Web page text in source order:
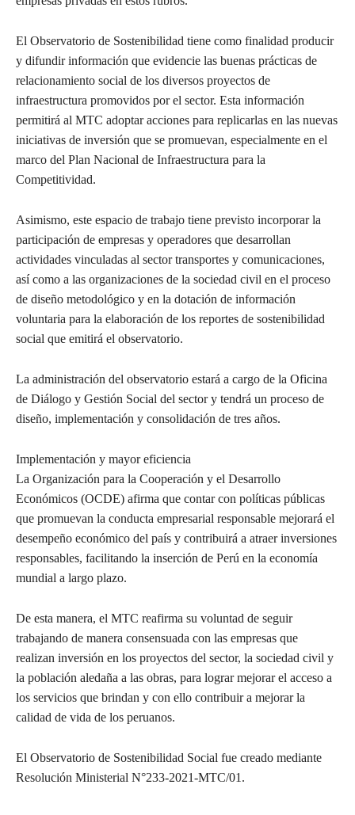
El Observatorio de Sostenibilidad tiene como finalidad producir
y difundir información que evidencie las buenas prácticas de
relacionamiento social de los diversos proyectos de
infraestructura promovidos por el sector. Esta información
permitirá al MTC adoptar acciones para replicarlas en las nuevas
iniciativas de inversión que se promuevan, especialmente en el
marco del Plan Nacional de Infraestructura para la
Competitividad.
Asimismo, este espacio de trabajo tiene previsto incorporar la
participación de empresas y operadores que desarrollan
actividades vinculadas al sector transportes y comunicaciones,
así como a las organizaciones de la sociedad civil en el proceso
de diseño metodológico y en la dotación de información
voluntaria para la elaboración de los reportes de sostenibilidad
social que emitirá el observatorio.
La administración del observatorio estará a cargo de la Oficina
de Diálogo y Gestión Social del sector y tendrá un proceso de
diseño, implementación y consolidación de tres años.
Implementación y mayor eficiencia
La Organización para la Cooperación y el Desarrollo
Económicos (OCDE) afirma que contar con políticas públicas
que promuevan la conducta empresarial responsable mejorará el
desempeño económico del país y contribuirá a atraer inversiones
responsables, facilitando la inserción de Perú en la economía
mundial a largo plazo.
De esta manera, el MTC reafirma su voluntad de seguir
trabajando de manera consensuada con las empresas que
realizan inversión en los proyectos del sector, la sociedad civil y
la población aledaña a las obras, para lograr mejorar el acceso a
los servicios que brindan y con ello contribuir a mejorar la
calidad de vida de los peruanos.
El Observatorio de Sostenibilidad Social fue creado mediante
Resolución Ministerial N°233-2021-MTC/01.